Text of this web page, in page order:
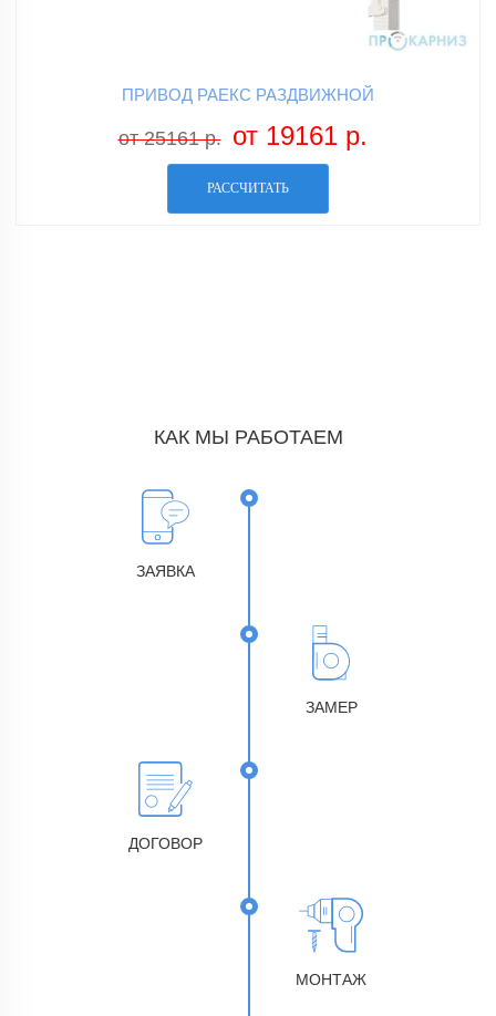
ПРИВОД РАЕКС РАЗДВИЖНОЙ
от 25161 р. от 19161 р.
РАССЧИТАТЬ
КАК МЫ РАБОТАЕМ
ЗАЯВКА
ЗАМЕР
ДОГОВОР
МОНТАЖ